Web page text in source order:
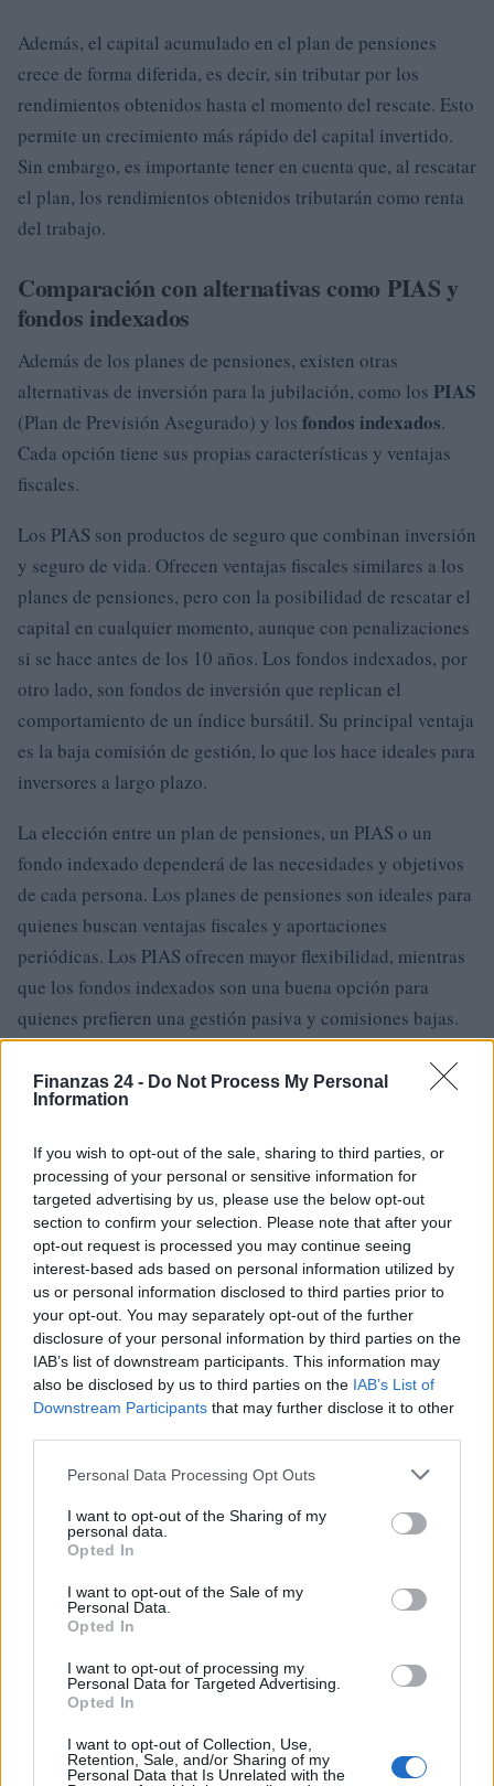
Finanzas 24 - Do Not Process My Personal
Information
If you wish to opt-out of the sale, sharing to third parties, or
processing of your personal or sensitive information for
targeted advertising by us, please use the below opt-out
section to confirm your selection. Please note that after your
opt-out request is processed you may continue seeing
interest-based ads based on personal information utilized by
us or personal information disclosed to third parties prior to
your opt-out. You may separately opt-out of the further
disclosure of your personal information by third parties on the
IAB’s list of downstream participants. This information may
also be disclosed by us to third parties on the IAB’s List of
Downstream Participants that may further disclose it to other
Please note that this website/app uses one or more Google
not limited to your visit or usage behaviour. You may click to
grant or deny consent to Google and its third-party tags to
use your data for below specified purposes in below Google
consent section.
Personal Data Processing Opt Outs
I want to opt-out of the Sharing of my
personal data.
Opted In
I want to opt-out of the Sale of my
Personal Data.
Opted In
I want to opt-out of processing my
Personal Data for Targeted Advertising.
Opted In
I want to opt-out of Collection, Use,
Retention, Sale, and/or Sharing of my
Personal Data that Is Unrelated with the
Además, el capital acumulado en el plan de pensiones
crece de forma diferida, es decir, sin tributar por los
rendimientos obtenidos hasta el momento del rescate. Esto
permite un crecimiento más rápido del capital invertido.
Sin embargo, es importante tener en cuenta que, al rescatar
el plan, los rendimientos obtenidos tributarán como renta
del trabajo.
Comparación con alternativas como PIAS y
fondos indexados
Además de los planes de pensiones, existen otras
alternativas de inversión para la jubilación, como los PIAS
(Plan de Previsión Asegurado) y los fondos indexados.
Cada opción tiene sus propias características y ventajas
fiscales.
Los PIAS son productos de seguro que combinan inversión
y seguro de vida. Ofrecen ventajas fiscales similares a los
planes de pensiones, pero con la posibilidad de rescatar el
capital en cualquier momento, aunque con penalizaciones
si se hace antes de los 10 años. Los fondos indexados, por
otro lado, son fondos de inversión que replican el
comportamiento de un índice bursátil. Su principal ventaja
es la baja comisión de gestión, lo que los hace ideales para
inversores a largo plazo.
La elección entre un plan de pensiones, un PIAS o un
fondo indexado dependerá de las necesidades y objetivos
de cada persona. Los planes de pensiones son ideales para
quienes buscan ventajas fiscales y aportaciones
periódicas. Los PIAS ofrecen mayor flexibilidad, mientras
que los fondos indexados son una buena opción para
quienes prefieren una gestión pasiva y comisiones bajas.
AUTOR
Sigue leyendo
FINANZAS